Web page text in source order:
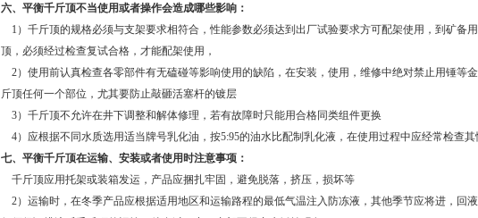
六、平衡千斤顶不当使用或者操作会造成哪些影响：
1 ）千斤顶的规格必须与支架要求相符合，性能参数必须达到出厂试验要求方可配架使用，到矿备
顶，必须经过检查复试合格，才能配架使用，
2）使用前认真检查各零部件有无磕碰等影响使用的缺陷，在安装，使用，维修中绝对禁止用锤等
斤顶任何一个部位，尤其要防止敲砸活塞杆的镀层
3）千斤顶不允许在井下调整和解体修理，若有故障时只能用合格同类组件更换
4）应根据不同水质选用适当牌号乳化油，按5:95的油水比配制乳化液，在使用过程中应经常检查其
七、平衡千斤顶在运输、安装或者使用时注意事项：
千斤顶应用托架或装箱发运，产品应捆扎牢固，避免脱落，挤压，损坏等
2）运输时，在冬季产品应根据适用地区和运输路程的最低气温注入防冻液，其他季节应将进，回